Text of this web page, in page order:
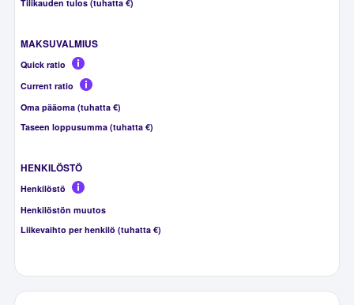
Tilikauden tulos (tuhatta €)
MAKSUVALMIUS
Quick ratio
Current ratio
Oma pääoma (tuhatta €)
Taseen loppusumma (tuhatta €)
HENKILÖSTÖ
Henkilöstö
Henkilöstön muutos
Liikevaihto per henkilö (tuhatta €)